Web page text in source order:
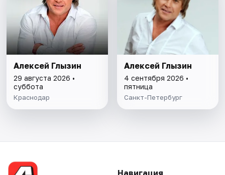
Алексей Глызин
29 августа 2026 •
суббота
Краснодар
Алексей Глызин
4 сентября 2026 •
пятница
Санкт-Петербург